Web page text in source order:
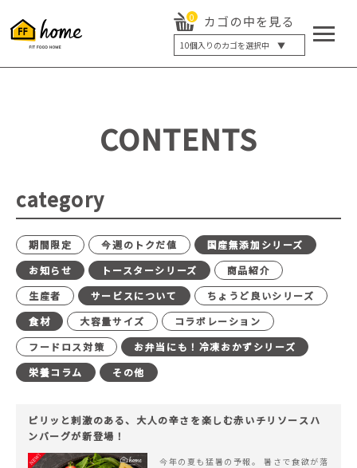
0 カゴの中を見る
10個入りのカゴを選択中 ▼
5個入り
20個入り
最大12%OFF
CONTENTS
category
期間限定 今週のトクだ値
国産無添加シリーズ
お知らせ
トースターシリーズ
商品紹介
生産者
サービスについて
ちょうど良いシリーズ
食材
大容量サイズ
コラボレーション
フードロス対策
お弁当にも！冷凍おかずシリーズ
栄養コラム
その他
ピリッと刺激のある、大人の辛さを楽しむ赤いチリソースハ
ンバーグが新登場！
今年の夏も猛暑の予報。 暑さで食欲が落